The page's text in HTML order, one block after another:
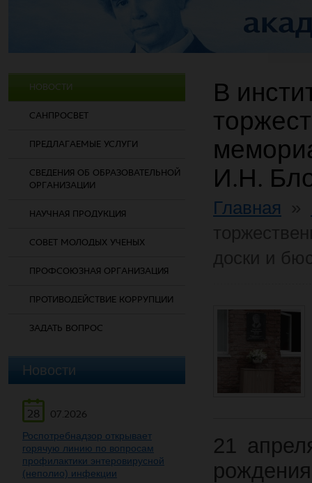
НОВОСТИ
САНПРОСВЕТ
ПРЕДЛАГАЕМЫЕ УСЛУГИ
СВЕДЕНИЯ ОБ ОБРАЗОВАТЕЛЬНОЙ
ОРГАНИЗАЦИИ
НАУЧНАЯ ПРОДУКЦИЯ
СОВЕТ МОЛОДЫХ УЧЕНЫХ
ПРОФСОЮЗНАЯ ОРГАНИЗАЦИЯ
ПРОТИВОДЕЙСТВИЕ КОРРУПЦИИ
ЗАДАТЬ ВОПРОС
Новости
28
07.2026
Роспотребнадзор открывает
горячую линию по вопросам
профилактики энтеровирусной
(неполио) инфекции
В
И.Н.
Главная
21